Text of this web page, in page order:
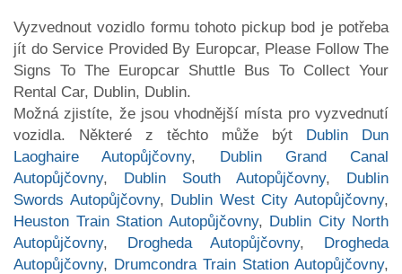
Vyzvednout vozidlo formu tohoto pickup bod je potřeba
jít do Service Provided By Europcar, Please Follow The
Signs To The Europcar Shuttle Bus To Collect Your
Rental Car, Dublin, Dublin.
Možná zjistíte, že jsou vhodnější místa pro vyzvednutí
vozidla. Některé z těchto může být Dublin Dun
Laoghaire Autopůjčovny, Dublin Grand Canal
Autopůjčovny, Dublin South Autopůjčovny, Dublin
Swords Autopůjčovny, Dublin West City Autopůjčovny,
Heuston Train Station Autopůjčovny, Dublin City North
Autopůjčovny, Drogheda Autopůjčovny, Drogheda
Autopůjčovny, Drumcondra Train Station Autopůjčovny,